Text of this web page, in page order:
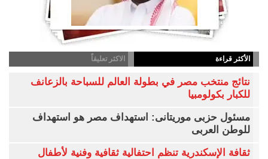
الأكثر قراءة الاكثر تعليقاً
نتائج منتخب مصر في بطولة العالم للسباحة بالزعانف
للكبار بكولومبيا
مسئول حزبى موريتانى: استهداف مصر هو استهداف
للوطن العربى
ثقافة الإسكندرية تنظم احتفالية ثقافية وفنية لأطفال